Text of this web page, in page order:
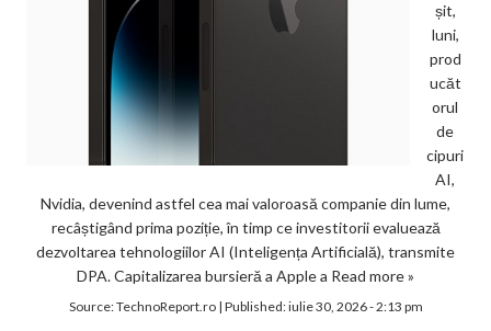
șit,
luni,
prod
ucăt
orul
de
cipuri
AI,
Nvidia, devenind astfel cea mai valoroasă companie din lume,
recâștigând prima poziție, în timp ce investitorii evaluează
dezvoltarea tehnologiilor AI (Inteligența Artificială), transmite
DPA. Capitalizarea bursieră a Apple a Read more »
Source:TechnoReport.ro| Published:iulie 30, 2026 - 2:13 pm